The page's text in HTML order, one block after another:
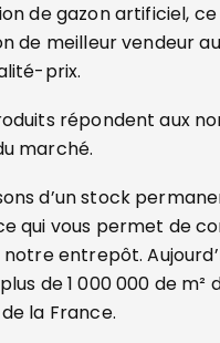
de gazon artificiel, ce
de meilleur vendeur
prix.
répondent aux
marché.
d’un stock
qui vous permet de
entrepôt.
de 1 000 000 de m²
la France.